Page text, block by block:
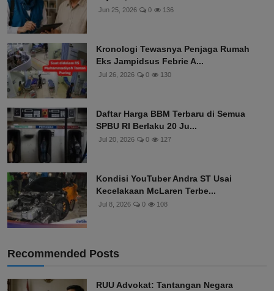
Jun 25, 2026 0 136
Kronologi Tewasnya Penjaga Rumah
Eks Jampidsus Febrie A...
Jul 26, 2026 0 130
Daftar Harga BBM Terbaru di Semua
SPBU RI Berlaku 20 Ju...
Jul 20, 2026 0 127
Kondisi YouTuber Andra ST Usai
Kecelakaan McLaren Terbe...
Jul 8, 2026 0 108
Recommended Posts
RUU Advokat: Tantangan Negara